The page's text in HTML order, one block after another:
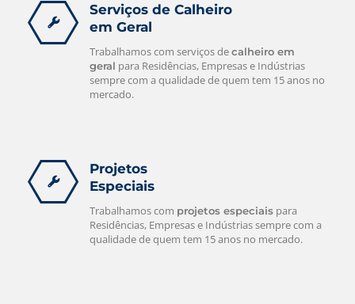
Serviços de Calheiro
em Geral
Trabalhamos com serviços decalheiro em
geral para Residências, Empresas e Indústrias
sempre com a qualidade de quem tem 15 anos no
mercado.
Projetos
Especiais
Trabalhamos com projetos especiais para
Residências, Empresas e Indústrias sempre com a
qualidade de quem tem 15 anos no mercado.